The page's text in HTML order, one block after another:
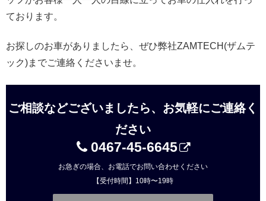
ております。
お探しのお車がありましたら、ぜひ弊社ZAMTECH(ザムテ
ック)までご連絡くださいませ。
ご相談などございましたら、お気軽にご連絡く
ださい
0467-45-6645
お急ぎの場合、お電話でお問い合わせください
【受付時間】10時〜19時